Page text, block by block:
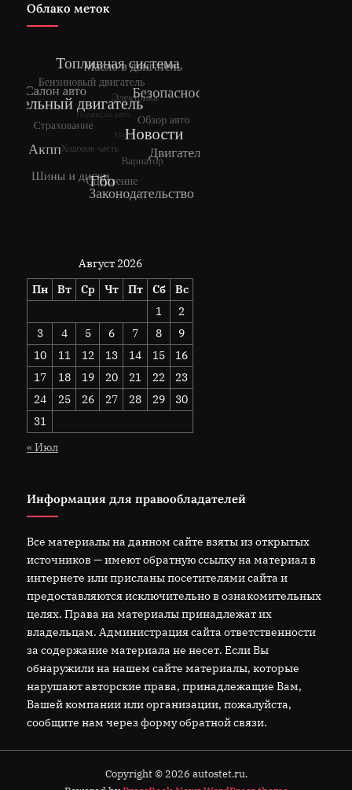
Облако меток
Август 2026
Пн
Вт Ср Чт Пт Сб
Вс
1
2
3
4 5 6 7 8
9
10
11 12 13 14 15
16
17
18 19 20 21 22
23
24
25 26 27 28 29
30
31
« Июл
Информация для правообладателей
Все материалы на данном сайте взяты из открытых
источников — имеют обратную ссылку на материал в
интернете или присланы посетителями сайта и
предоставляются исключительно в ознакомительных
целях. Права на материалы принадлежат их
владельцам. Администрация сайта ответственности
за содержание материала не несет. Если Вы
обнаружили на нашем сайте материалы, которые
нарушают авторские права, принадлежащие Вам,
Вашей компании или организации, пожалуйста,
сообщите нам через форму обратной связи.
Copyright © 2026 autostet.ru.